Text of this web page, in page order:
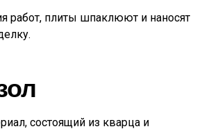
работ, плиты шпаклюют и наносят
состоящий из кварца и